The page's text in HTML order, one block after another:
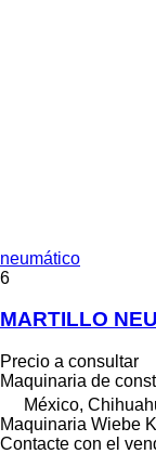
neumático
6
MARTILLO
Precio a consultar
Maquinaria de
México,
Maquinaria Wiebe
Contacte con el